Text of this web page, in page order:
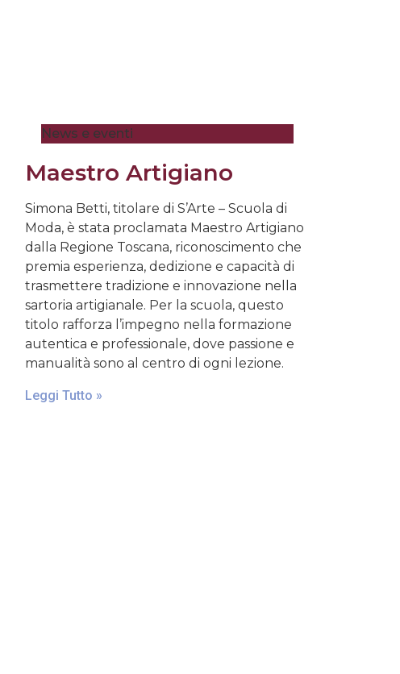
News e eventi
Maestro Artigiano
Simona Betti, titolare di S’Arte – Scuola di
Moda, è stata proclamata Maestro Artigiano
dalla Regione Toscana, riconoscimento che
premia esperienza, dedizione e capacità di
trasmettere tradizione e innovazione nella
sartoria artigianale. Per la scuola, questo
titolo rafforza l’impegno nella formazione
autentica e professionale, dove passione e
manualità sono al centro di ogni lezione.
Leggi Tutto »